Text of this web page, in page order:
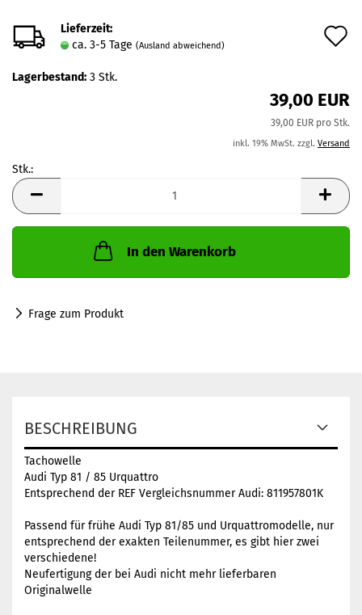
Lieferzeit:
ca. 3-5 Tage (Ausland abweichend)
Lagerbestand: 3 Stk.
39,00 EUR
39,00 EUR pro Stk.
inkl. 19% MwSt. zzgl. Versand
Stk.:
Stk.
In den Warenkorb
Frage zum Produkt
BESCHREIBUNG
Tachowelle
Audi Typ 81 / 85 Urquattro
Entsprechend der REF Vergleichsnummer Audi: 811957801K
Passend für frühe Audi Typ 81/85 und Urquattromodelle, nur
entsprechend der exakten Teilenummer, es gibt hier zwei
verschiedene!
Neufertigung der bei Audi nicht mehr lieferbaren
Originalwelle